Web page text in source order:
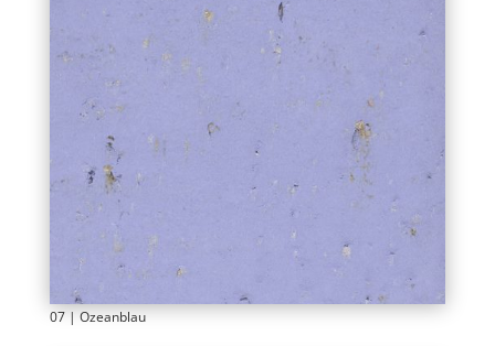
07 | Ozeanblau